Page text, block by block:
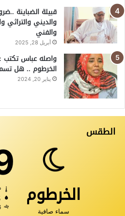
قبيلة الضباينة
والديني والتراثي
والفني
أبريل 28, 2025
واصله عباس تكتب
الخرطوم .. هل
يناير 20, 2024
الطقس
الخرطوم
سماء صافية